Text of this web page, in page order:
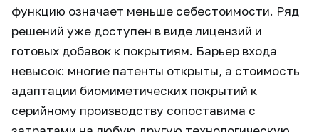
функцию означает меньше себестоимости. Ряд
решений уже доступен в виде лицензий и
готовых добавок к покрытиям. Барьер входа
невысок: многие патенты открыты, а стоимость
адаптации биомиметических покрытий к
серийному производству сопоставима с